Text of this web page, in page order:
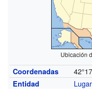
Ubicación
Coordenadas
Entidad